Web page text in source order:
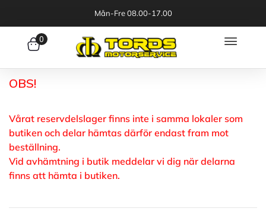
Mån-Fre 08.00-17.00
0
OBS!
Vårat reservdelslager finns inte i samma lokaler som
butiken och delar hämtas därför endast fram mot
beställning.
Vid avhämtning i butik meddelar vi dig när delarna
finns att hämta i butiken.